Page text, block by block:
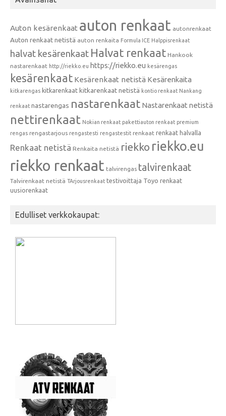
Auton kesärenkaat auton renkaat autonrenkaat
Auton renkaat netistä auton renkaita Formula ICE Halppisrenkaat
halvat kesärenkaat Halvat renkaat Hankook
nastarenkaat http://riekko.eu https://riekko.eu kesärengas
kesärenkaat Kesärenkaat netistä Kesärenkaita
kitkarengas kitkarenkaat kitkarenkaat netistä kontio renkaat Nankang
renkaat nastarengas nastarenkaat Nastarenkaat netistä
nettirenkaat Nokian renkaat pakettiauton renkaat premium
rengas rengastarjous rengastesti rengastestit renkaat renkaat halvalla
Renkaat netistä Renkaita netistä riekko riekko.eu
riekko renkaat talvirengas talvirenkaat
Talvirenkaat netistä TArjousrenkaat testivoittaja Toyo renkaat
uusiorenkaat
Edulliset verkkokaupat: